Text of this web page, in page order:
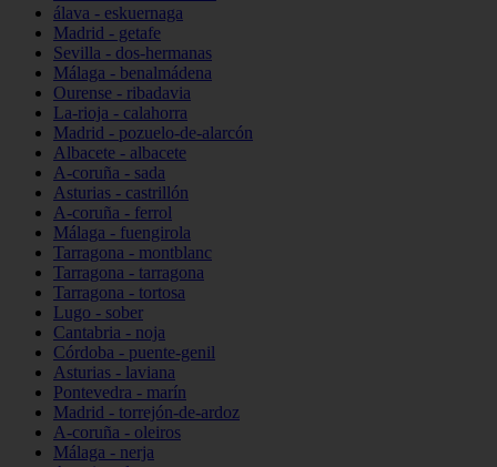
álava - eskuernaga
Madrid - getafe
Sevilla - dos-hermanas
Málaga - benalmádena
Ourense - ribadavia
La-rioja - calahorra
Madrid - pozuelo-de-alarcón
Albacete - albacete
A-coruña - sada
Asturias - castrillón
A-coruña - ferrol
Málaga - fuengirola
Tarragona - montblanc
Tarragona - tarragona
Tarragona - tortosa
Lugo - sober
Cantabria - noja
Córdoba - puente-genil
Asturias - laviana
Pontevedra - marín
Madrid - torrejón-de-ardoz
A-coruña - oleiros
Málaga - nerja